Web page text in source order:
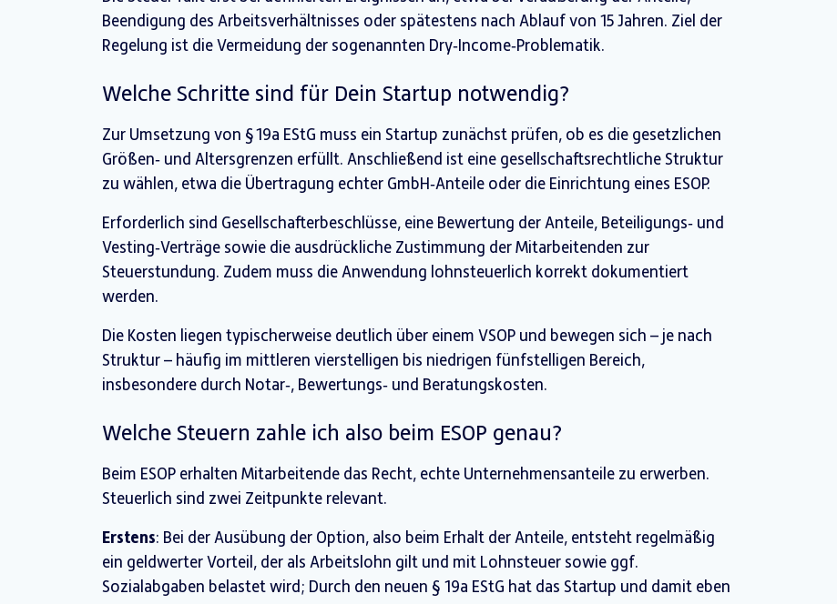
Beendigung des Arbeitsverhältnisses oder spätestens nach Ablauf von 15 Jahren. Ziel der
Regelung ist die Vermeidung der sogenannten Dry‑Income‑Problematik.
Welche Schritte sind für Dein Startup notwendig?
Zur Umsetzung von § 19a EStG muss ein Startup zunächst prüfen, ob es die gesetzlichen
Größen‑ und Altersgrenzen erfüllt. Anschließend ist eine gesellschaftsrechtliche Struktur
zu wählen, etwa die Übertragung echter GmbH‑Anteile oder die Einrichtung eines ESOP.
Erforderlich sind Gesellschafterbeschlüsse, eine Bewertung der Anteile, Beteiligungs‑ und
Vesting‑Verträge sowie die ausdrückliche Zustimmung der Mitarbeitenden zur
Steuerstundung. Zudem muss die Anwendung lohnsteuerlich korrekt dokumentiert
werden.
Die Kosten liegen typischerweise deutlich über einem VSOP und bewegen sich – je nach
Struktur – häufig im mittleren vierstelligen bis niedrigen fünfstelligen Bereich,
insbesondere durch Notar‑, Bewertungs‑ und Beratungskosten.
Welche Steuern zahle ich also beim ESOP genau?
Beim ESOP erhalten Mitarbeitende das Recht, echte Unternehmensanteile zu erwerben.
Steuerlich sind zwei Zeitpunkte relevant.
Erstens: Bei der Ausübung der Option, also beim Erhalt der Anteile, entsteht regelmäßig
ein geldwerter Vorteil, der als Arbeitslohn gilt und mit Lohnsteuer sowie ggf.
Sozialabgaben belastet wird; Durch den neuen § 19a EStG hat das Startup und damit eben